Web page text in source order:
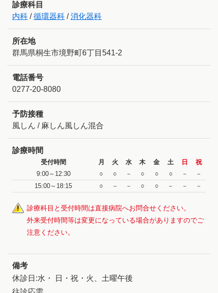
診療科目
内科 / 循環器科 / 消化器科
所在地
群馬県桐生市境野町6丁目541-2
電話番号
0277-20-8080
予防接種
風しん / 麻しん風しん混合
診療時間
受付時間 月 火 水 木 金 土 日
祝
9:00～12:30
○ ○ － ○ ○ ○ －
－
15:00～18:15
○ － － ○ ○ － － －
診療科目と受付時間は直接病院へお問合せください。
外来受付時間等は変更になっている場合がありますのでご
注意ください。
備考
休診日:水・ 日・祝・火、土曜午後